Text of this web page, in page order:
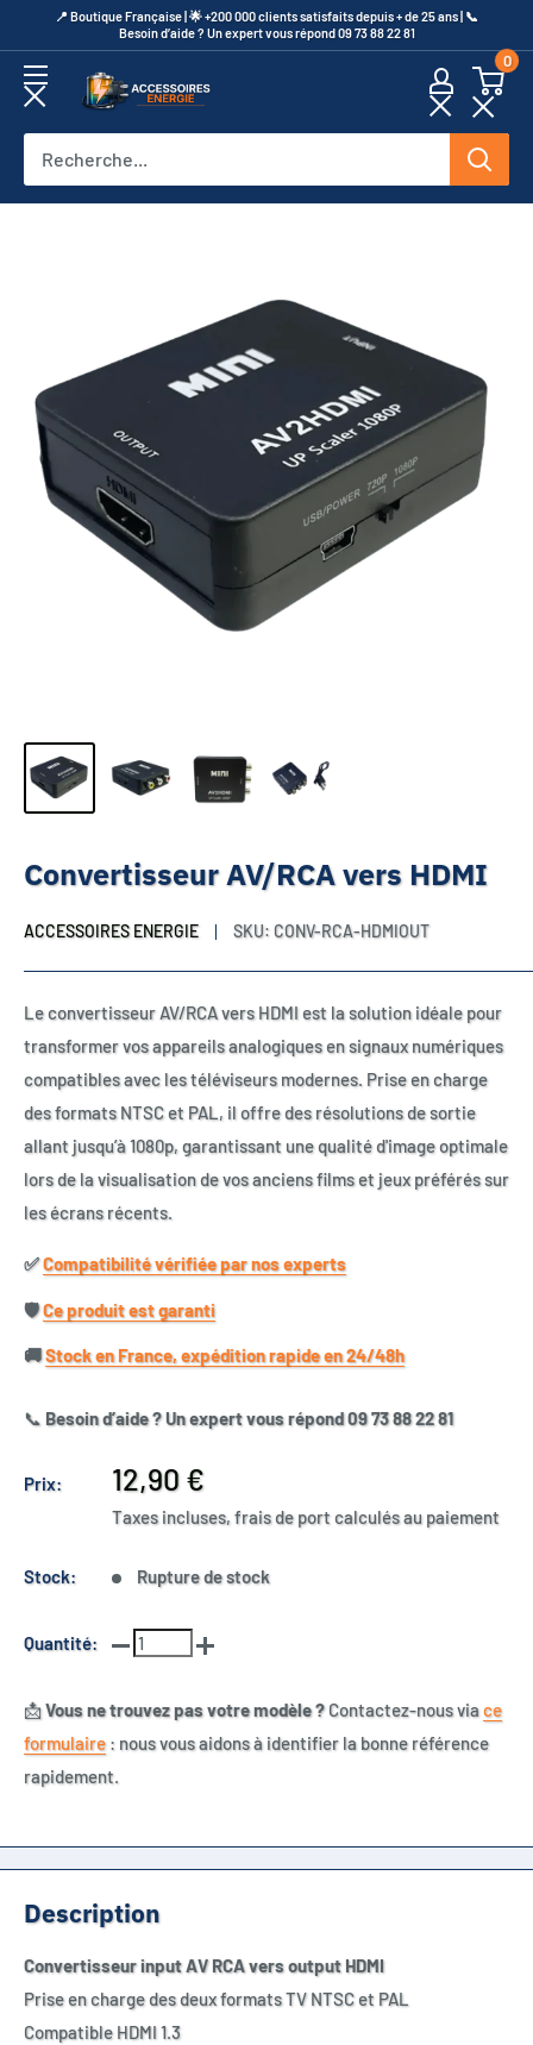
au
contenu
​📍​ Boutique Française | 🌟 +200 000 clients satisfaits depuis + de 25 ans | 📞​
Besoin d’aide ? Un expert vous répond 09 73 88 22 81
Accessoires
0
Convertisseur AV/RCA vers HDMI
ACCESSOIRES ENERGIE SKU: CONV-RCA-HDMIOUT
Le convertisseur AV/RCA vers HDMI est la solution idéale pour
transformer vos appareils analogiques en signaux numériques
compatibles avec les téléviseurs modernes. Prise en charge
des formats NTSC et PAL, il offre des résolutions de sortie
allant jusqu’à 1080p, garantissant une qualité d'image optimale
lors de la visualisation de vos anciens films et jeux préférés sur
les écrans récents.
✅​Compatibilité vérifiée par nos experts
🛡️​Ce produit est garanti
🚚​Stock en France, expédition rapide en 24/48h
📞 Besoin d’aide ? Un expert vous répond 09 73 88 22 81
Prix:
Prix
réduit
12,90 €
Taxes incluses, frais de port calculés au paiement
Stock: Rupture de stock
Quantité:
📩Vous ne trouvez pas votre modèle ?Contactez-nous viace
formulaire : nous vous aidons à identifier la bonne référence
rapidement.
Description
Convertisseur input AV RCA vers output HDMI
Prise en charge des deux formats TV NTSC et PAL
Compatible HDMI 1.3